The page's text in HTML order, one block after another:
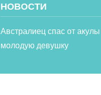
НОВОСТИ
Австралиец спас от акулы
молодую девушку